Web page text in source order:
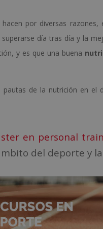
por diversas
día tras día y la
y es que una buena
de la nutrición en el
en personal
del deporte y